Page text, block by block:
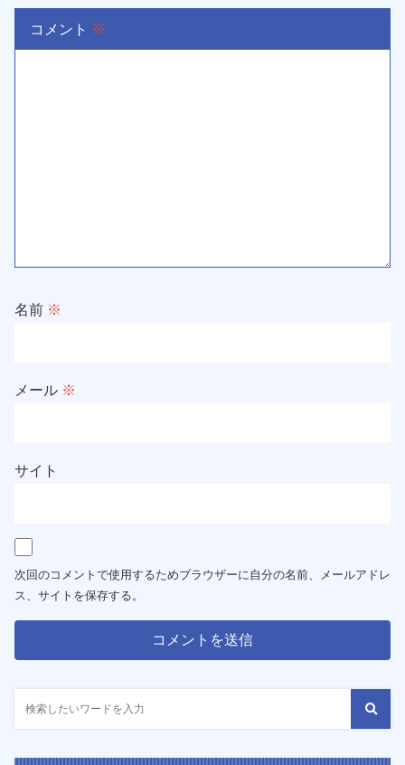
コメント ※
名前 ※
メール ※
サイト
次回のコメントで使用するためブラウザーに自分の名前、メールアドレ
ス、サイトを保存する。